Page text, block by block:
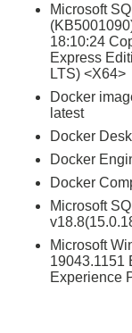
Microsoft
18:10:24
Express
LTS) <X64>
Docker
latest
Docker
Docker
Docker
Microsoft
Microsoft
19043.1151
Experience